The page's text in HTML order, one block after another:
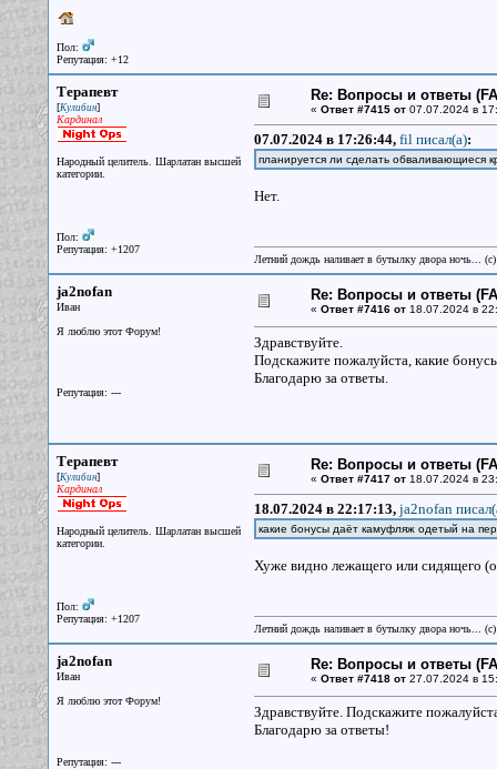
Пол:
Репутация: +12
Терапевт
[Кулибин]
Кардинал
Народный целитель. Шарлатан высшей
категории.
Пол:
Репутация: +1207
Re: Вопросы и ответы
« Ответ #7415 от07.07.2024 в
07.07.2024 в 17:26:44, fil писал(a):
планируется ли сделать обваливающиеся
Нет.
Летний дождь наливает в бутылку двора ночь...
ja2nofan
Иван
Я люблю этот Форум!
Репутация: ---
Re: Вопросы и ответы
« Ответ #7416 от18.07.2024 в
Здравствуйте.
Подскажите пожалуйста, какие
Благодарю за ответы.
Терапевт
[Кулибин]
Кардинал
Народный целитель. Шарлатан высшей
категории.
Пол:
Репутация: +1207
Re: Вопросы и ответы
« Ответ #7417 от18.07.2024 в
18.07.2024 в 22:17:13, ja2nofan
какие бонусы даёт камуфляж одетый на
Хуже видно лежащего или сидящего
Летний дождь наливает в бутылку двора ночь...
ja2nofan
Иван
Я люблю этот Форум!
Репутация: ---
Re: Вопросы и ответы
« Ответ #7418 от27.07.2024 в
Здравствуйте. Подскажите
Благодарю за ответы!